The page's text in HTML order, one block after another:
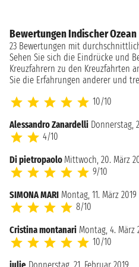
Bewertungen Indischer Ozean
23 Bewertungen mit
Sehen Sie sich die Eindrücke und
Kreuzfahrern zu den Kreuzfahrten
Sie die Erfahrungen anderer und
10/10
Alessandro Zanardelli Donnerstag,
4/10
Di pietropaolo Mittwoch, 20. März
9/10
SIMONA MARI Montag, 11. März 2019
8/10
Cristina montanari Montag, 4. März
10/10